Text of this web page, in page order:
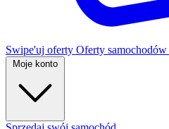
Swipe'uj oferty Oferty samochodów
Moje konto